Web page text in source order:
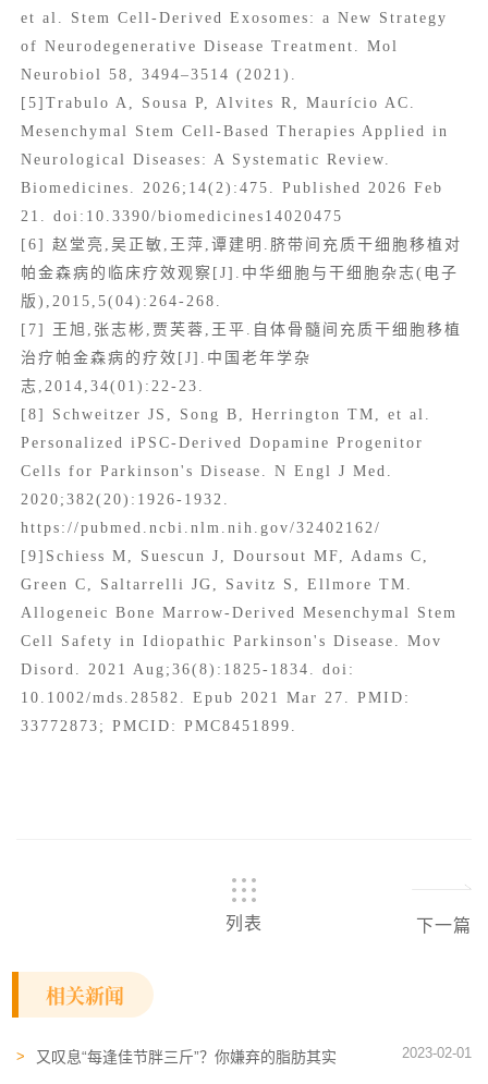
et al. Stem Cell-Derived Exosomes: a New Strategy
of Neurodegenerative Disease Treatment. Mol
Neurobiol 58, 3494–3514 (2021).
[5]Trabulo A, Sousa P, Alvites R, Maurício AC.
Mesenchymal Stem Cell-Based Therapies Applied in
Neurological Diseases: A Systematic Review.
Biomedicines. 2026;14(2):475. Published 2026 Feb
21. doi:10.3390/biomedicines14020475
[6] 赵堂亮,吴正敏,王萍,谭建明.脐带间充质干细胞移植对
帕金森病的临床疗效观察[J].中华细胞与干细胞杂志(电子
版),2015,5(04):264-268.
[7] 王旭,张志彬,贾芙蓉,王平.自体骨髓间充质干细胞移植
治疗帕金森病的疗效[J].中国老年学杂
志,2014,34(01):22-23.
[8] Schweitzer JS, Song B, Herrington TM, et al.
Personalized iPSC-Derived Dopamine Progenitor
Cells for Parkinson's Disease. N Engl J Med.
2020;382(20):1926-1932.
https://pubmed.ncbi.nlm.nih.gov/32402162/
[9]Schiess M, Suescun J, Doursout MF, Adams C,
Green C, Saltarrelli JG, Savitz S, Ellmore TM.
Allogeneic Bone Marrow-Derived Mesenchymal Stem
Cell Safety in Idiopathic Parkinson's Disease. Mov
Disord. 2021 Aug;36(8):1825-1834. doi:
10.1002/mds.28582. Epub 2021 Mar 27. PMID:
33772873; PMCID: PMC8451899.
列表 下一篇
相关新闻
又叹息“每逢佳节胖三斤”？你嫌弃的脂肪其实
2023-02-01